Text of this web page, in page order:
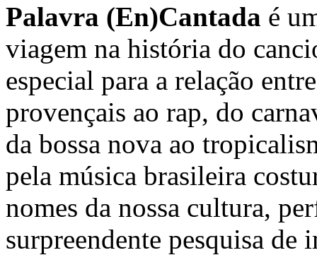
Palavra (En)Cantada é
viagem na história do
especial para a relação
provençais ao rap, do
da bossa nova ao
pela música brasileira
nomes da nossa cultura,
surpreendente pesquisa de